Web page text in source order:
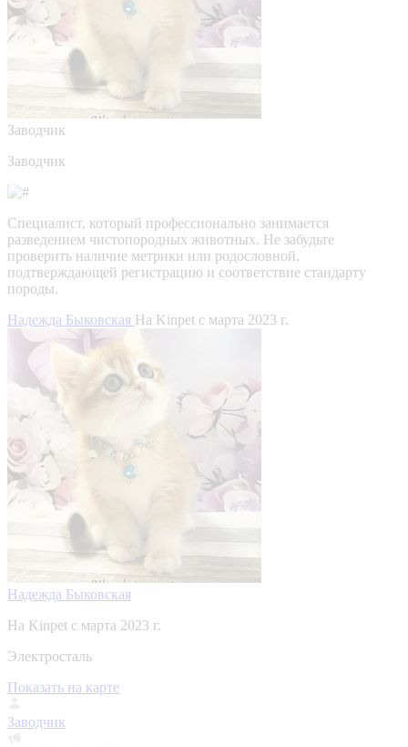
Заводчик
Заводчик
Специалист, который профессионально занимается
разведением чистопородных животных. Не забудьте
проверить наличие метрики или родословной,
подтверждающей регистрацию и соответствие стандарту
породы.
Надежда Быковская На Kinpet c марта 2023 г.
Надежда Быковская
На Kinpet c марта 2023 г.
Электросталь
Показать на карте
Заводчик